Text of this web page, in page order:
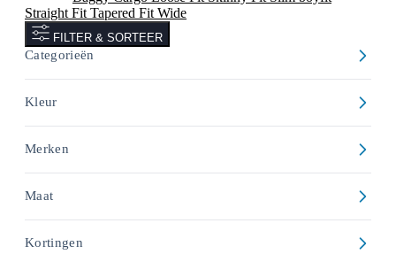
Straight Fit Tapered Fit Wide
FILTER & SORTEER
Categorieën
Kleur
Merken
Maat
Kortingen